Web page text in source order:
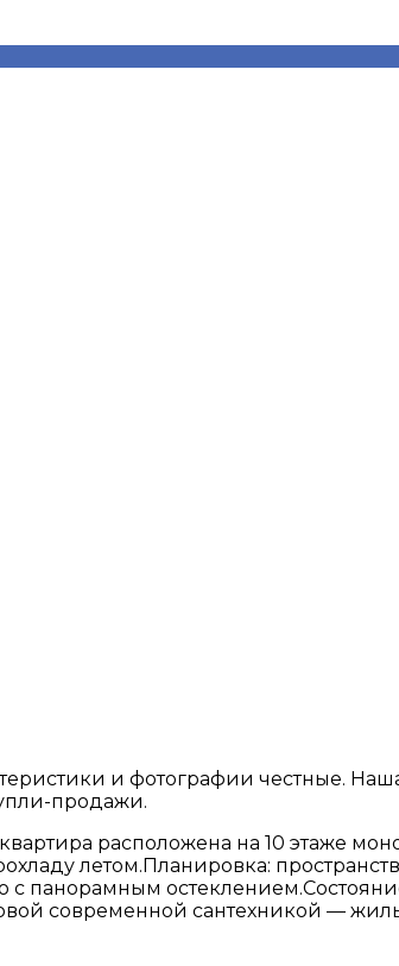
и фотографии честные.
продажи.
расположена на 10 этаже
летом.Планировка:
панорамным
современной сантехникой —